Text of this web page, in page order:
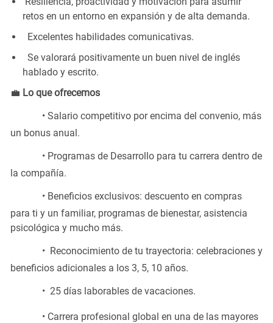
retos en un entorno en expansión y de alta demanda.
Excelenteshabilidades comunicativas.
Se valorará positivamente un buen nivel de inglés
hablado y escrito.
💼 Lo que ofrecemos
• Salariocompetitivo por encima del convenio, más
un bonus anual.
• Programasde Desarrollo para tu carrera dentro de
la compañía.
• Beneficiosexclusivos: descuento en compras
para ti y un familiar, programas de bienestar, asistencia
psicológica y mucho más.
• Reconocimientode tu trayectoria: celebraciones y
beneficios adicionales a los 3, 5, 10 años.
• 25días laborables de vacaciones.
• Carrera profesional global en una de las mayores